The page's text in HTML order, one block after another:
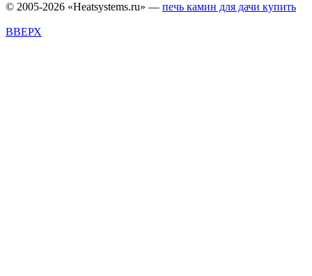
© 2005-2026 «Heatsystems.ru» — печь камин для дачи купить
ВВЕРХ